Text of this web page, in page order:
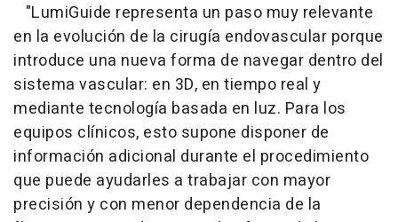
"LumiGuide representa un paso muy relevante
en la evolución de la cirugía endovascular porque
introduce una nueva forma de navegar dentro del
sistema vascular: en 3D, en tiempo real y
mediante tecnología basada en luz. Para los
equipos clínicos, esto supone disponer de
información adicional durante el procedimiento
que puede ayudarles a trabajar con mayor
precisión y con menor dependencia de la